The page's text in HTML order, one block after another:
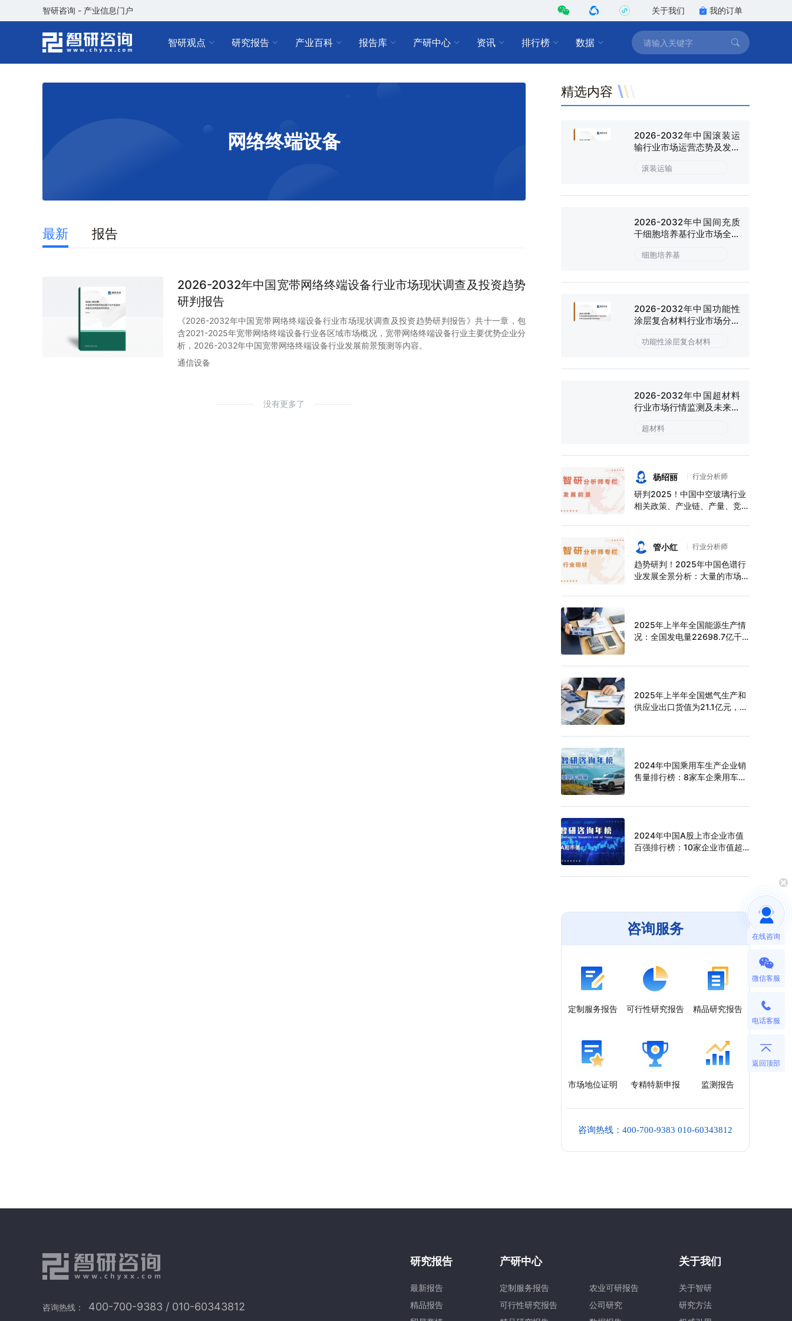
智研咨询 - 产业信息门户 关于我们 我的订单
智研观点 研究报告 产业百科 报告库 产研中心 资讯 排行榜 数据
网络终端设备
最新 报告
2026-2032年中国宽带网络终端设备行业市场现状调查及投资趋势
研判报告
《2026-2032年中国宽带网络终端设备行业市场现状调查及投资趋势研判报告》共十一章，包
含2021-2025年宽带网络终端设备行业各区域市场概况，宽带网络终端设备行业主要优势企业分
析，2026-2032年中国宽带网络终端设备行业发展前景预测等内容。
通信设备
没有更多了
精选内容
2026-2032年中国滚装运
输行业市场运营态势及发展
滚装运输
2026-2032年中国间充质
干细胞培养基行业市场全景
细胞培养基
2026-2032年中国功能性
涂层复合材料行业市场分析
功能性涂层复合材料
2026-2032年中国超材料
行业市场行情监测及未来趋
超材料
杨绍丽 行业分析师
研判2025！中国中空玻璃行业
相关政策、产业链、产量、竞争
持续增长，上半年中空玻璃产量
达6124万平方米[图]
管小红 行业分析师
趋势研判！2025年中国色谱行
业发展全景分析：大量的市场需
规模不断扩大，进口替代趋势明
2025年上半年全国能源生产情
况：全国发电量22698.7亿千
2025年上半年全国燃气生产和
供应业出口货值为21.1亿元，累
2024年中国乘用车生产企业销
售量排行榜：8家车企乘用车销
2024年中国A股上市企业市值
百强排行榜：10家企业市值超
咨询服务
定制服务报告 可行性研究报告 精品研究报告
市场地位证明 专精特新申报 监测报告
咨询热线：400-700-9383 010-60343812
在线咨询
微信客服
电话客服
返回顶部
咨询热线：
400-700-9383 / 010-60343812
研究报告
最新报告
精品报告
产研中心
定制服务报告
可行性研究报告
农业可研报告
公司研究
关于我们
关于智研
研究方法